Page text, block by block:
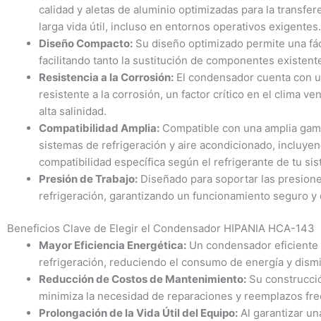
calidad y aletas de aluminio optimizadas para la
larga vida útil, incluso en entornos operativos exigentes.
Diseño Compacto: Su diseño optimizado permite una
facilitando tanto la sustitución de componentes
Resistencia a la Corrosión: El condensador cuenta con
resistente a la corrosión, un factor crítico en el clima
alta salinidad.
Compatibilidad Amplia: Compatible con una amplia
sistemas de refrigeración y aire acondicionado,
compatibilidad específica según el refrigerante de tu
Presión de Trabajo: Diseñado para soportar las
refrigeración, garantizando un funcionamiento seguro y
Beneficios Clave de Elegir el Condensador HIPANIA HCA-143
Mayor Eficiencia Energética: Un condensador
refrigeración, reduciendo el consumo de energía y
Reducción de Costos de Mantenimiento: Su
minimiza la necesidad de reparaciones y reemplazos
Prolongación de la Vida Útil del Equipo: Al garantizar